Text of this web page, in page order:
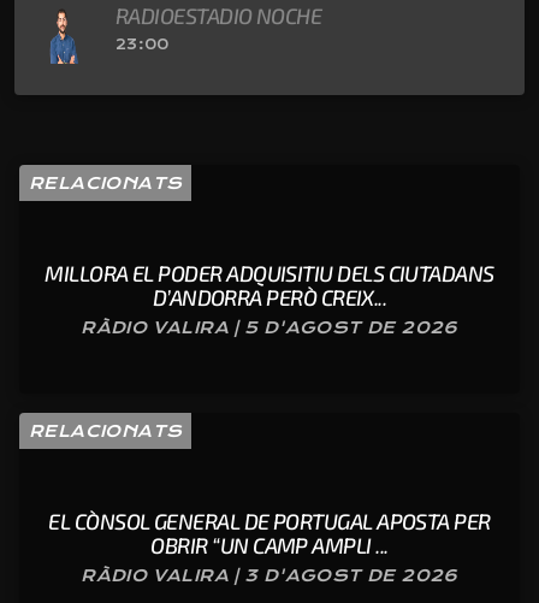
RADIOESTADIO NOCHE
23:00
RELACIONATS
MILLORA EL PODER ADQUISITIU DELS CIUTADANS
D’ANDORRA PERÒ CREIX...
RÀDIO VALIRA | 5 D'AGOST DE 2026
RELACIONATS
EL CÒNSOL GENERAL DE PORTUGAL APOSTA PER
OBRIR “UN CAMP AMPLI ...
RÀDIO VALIRA | 3 D'AGOST DE 2026